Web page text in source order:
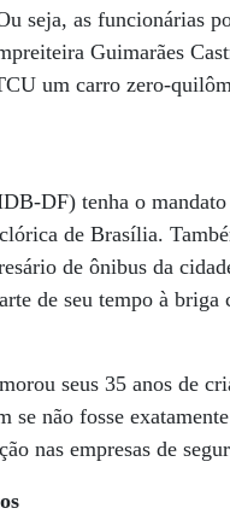
seja, as funcionárias
Guimarães
um carro zero-
DF) tenha o
de Brasília.
de ônibus da
de seu tempo à briga
seus 35 anos de
se não fosse
nas empresas de